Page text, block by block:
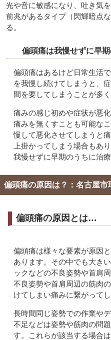
光や音に敏感になり、吐き気
前兆があるタイプ（閃輝暗点
る。
偏頭痛は我慢せずに早
偏頭痛はあるけど日常生活
を我慢し続けてしまうと、
間を要してしまうことが多く
痛みの感じ初めや症状が悪
痛みを無くすことも可能な
慢して悪化させてしまうと
上掛かってしまう場合もあ
我慢せずに早期のうちに治
偏頭痛の原因は？：名古屋
偏頭痛の原因とは…
偏頭痛は様々な要素が原因
あります。その中でも大き
ックなどの不良姿勢や首肩
不良姿勢や首肩周辺の筋肉
けてしまい痛みに繋がってし
長時間同じ姿勢での作業や
不足などは姿勢や筋肉の問
す。これらが該当する場合